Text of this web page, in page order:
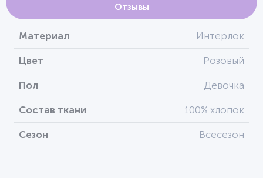
Отзывы
Материал Интерлок
Цвет Розовый
Пол Девочка
Состав ткани 100% хлопок
Сезон Всесезон